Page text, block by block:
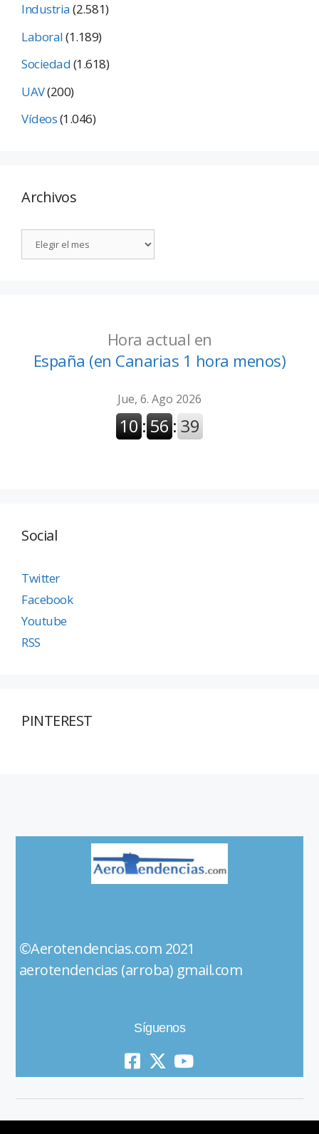
Industria(2.581)
Laboral(1.189)
Sociedad(1.618)
UAV(200)
Vídeos(1.046)
Archivos
Hora actual en
España (en Canarias 1 hora menos)
Social
Twitter
Facebook
Youtube
RSS
PINTEREST
©Aerotendencias.com 2021
aerotendencias (arroba) gmail.com
Síguenos